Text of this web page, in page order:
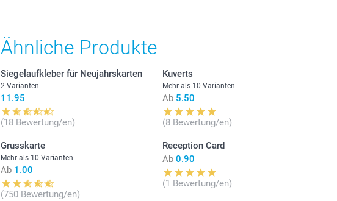
zzgl. Versandkosten.
Ähnliche Produkte
Siegelaufkleber für Neujahrskarten
2 Varianten
11.95
(18 Bewertung/en)
Kuverts
Mehr als 10 Varianten
Ab 5.50
(8 Bewertung/en)
Grusskarte
Mehr als 10 Varianten
Ab 1.00
(750 Bewertung/en)
Reception Card
Ab 0.90
(1 Bewertung/en)